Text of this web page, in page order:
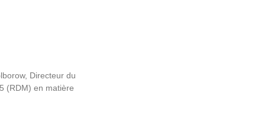
Directeur du
(RDM) en matière